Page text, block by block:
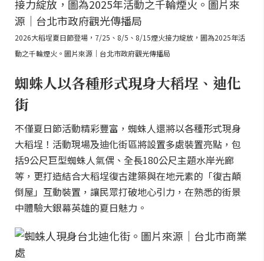
2026大稻埕夏日節登場，7/25、8/5、8/15煙火接力綻放，圖為2025年活
動之千輪煙火。圖片來源｜台北市政府觀光傳播局
蜘蛛人以各種形式現身大稻埕、迪化
街
不僅夏日節活動精彩豐富，蜘蛛人還將以各種形式現身
大稻埕！活動現場及迪化街區將設置多處裝置亮點，包
括9公尺巨型蜘蛛人氣偶、全長180公尺主題水岸光廊
等，更打造結合大稻埕復古建築與在地元素的「復古顛
倒屋」互動裝置，讓民眾打破地心引力，在熟悉的街景
中體驗大銀幕英雄的夏日魅力。